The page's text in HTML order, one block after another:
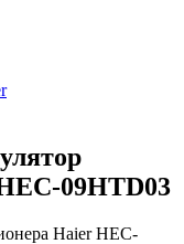
09HTD03